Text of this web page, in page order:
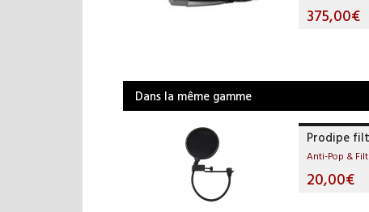
375,00€
Dans la même gamme
Prodipe
Anti-Pop &
20,00€